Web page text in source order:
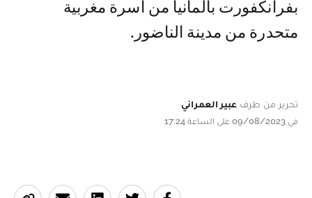
بفرانكفورت بألمانيا من أسرة مغربية
متحدرة من مدينة الناضور.
تحرير من طرف عبير العمراني
في 09/08/2023 على الساعة 17:24